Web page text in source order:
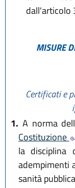
dall'articolo
MISURE
Certificati e
1. A norma
Costituzione
la disciplina
adempimenti
sanità